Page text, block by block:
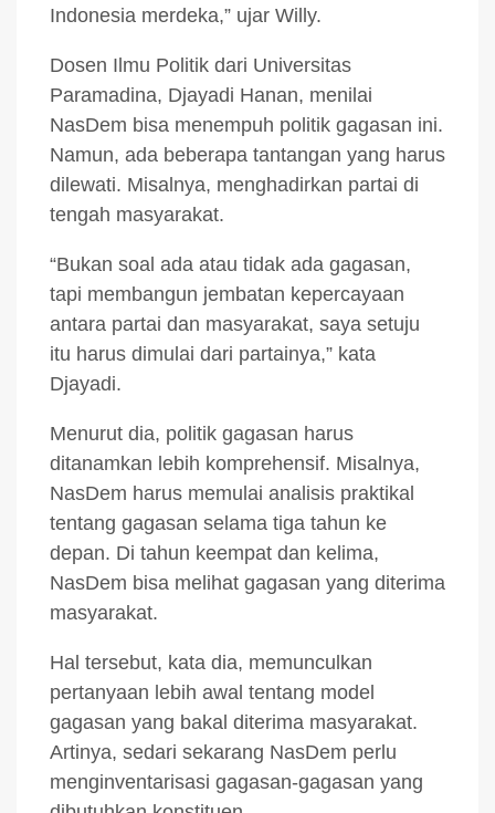
Indonesia merdeka,” ujar Willy.
Dosen Ilmu Politik dari Universitas
Paramadina, Djayadi Hanan, menilai
NasDem bisa menempuh politik gagasan ini.
Namun, ada beberapa tantangan yang harus
dilewati. Misalnya, menghadirkan partai di
tengah masyarakat.
“Bukan soal ada atau tidak ada gagasan,
tapi membangun jembatan kepercayaan
antara partai dan masyarakat, saya setuju
itu harus dimulai dari partainya,” kata
Djayadi.
Menurut dia, politik gagasan harus
ditanamkan lebih komprehensif. Misalnya,
NasDem harus memulai analisis praktikal
tentang gagasan selama tiga tahun ke
depan. Di tahun keempat dan kelima,
NasDem bisa melihat gagasan yang diterima
masyarakat.
Hal tersebut, kata dia, memunculkan
pertanyaan lebih awal tentang model
gagasan yang bakal diterima masyarakat.
Artinya, sedari sekarang NasDem perlu
menginventarisasi gagasan-gagasan yang